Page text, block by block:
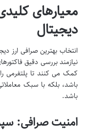
معیارهای
دیجیتال
انتخاب بهترین صرافی ارز
نیازمند بررسی دقیق
کمک می کنند تا پلتفرمی را
باشد، بلکه با سبک
باشد.
امنیت صرافی: